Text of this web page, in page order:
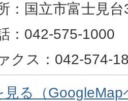
：国立市富士見
：042-575-1000
クス：042-574-
見る（GoogleMap